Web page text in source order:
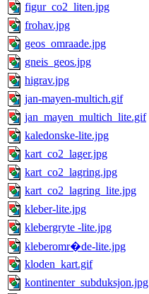
figur_co2_liten.jpg
frohav.jpg
geos_omraade.jpg
gneis_geos.jpg
higrav.jpg
jan-mayen-multich.gif
jan_mayen_multich_lite.gif
kaledonske-lite.jpg
kart_co2_lager.jpg
kart_co2_lagring.jpg
kart_co2_lagring_lite.jpg
kleber-lite.jpg
klebergryte -lite.jpg
kleberomr�de-lite.jpg
kloden_kart.gif
kontinenter_subduksjon.jpg